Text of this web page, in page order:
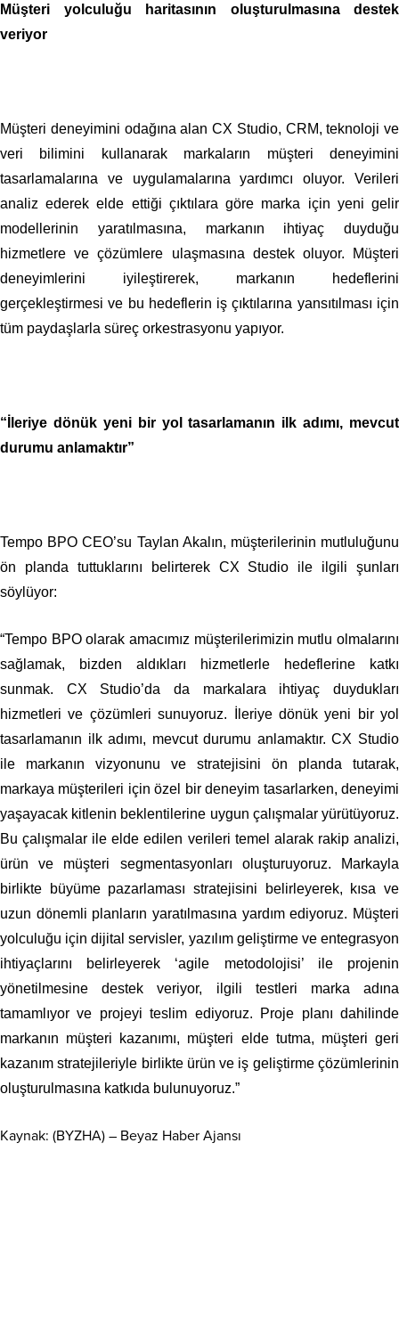
Müşteri yolculuğu haritasının oluşturulmasına destek
veriyor
Müşteri deneyimini odağına alan CX Studio, CRM, teknoloji ve
veri bilimini kullanarak markaların müşteri deneyimini
tasarlamalarına ve uygulamalarına yardımcı oluyor. Verileri
analiz ederek elde ettiği çıktılara göre marka için yeni gelir
modellerinin yaratılmasına, markanın ihtiyaç duyduğu
hizmetlere ve çözümlere ulaşmasına destek oluyor. Müşteri
deneyimlerini iyileştirerek, markanın hedeflerini
gerçekleştirmesi ve bu hedeflerin iş çıktılarına yansıtılması için
tüm paydaşlarla süreç orkestrasyonu yapıyor.
“İleriye dönük yeni bir yol tasarlamanın ilk adımı, mevcut
durumu anlamaktır”
Tempo BPO CEO’su Taylan Akalın, müşterilerinin mutluluğunu
ön planda tuttuklarını belirterek CX Studio ile ilgili şunları
söylüyor:
“Tempo BPO olarak amacımız müşterilerimizin mutlu olmalarını
sağlamak, bizden aldıkları hizmetlerle hedeflerine katkı
sunmak. CX Studio’da da markalara ihtiyaç duydukları
hizmetleri ve çözümleri sunuyoruz. İleriye dönük yeni bir yol
tasarlamanın ilk adımı, mevcut durumu anlamaktır. CX Studio
ile markanın vizyonunu ve stratejisini ön planda tutarak,
markaya müşterileri için özel bir deneyim tasarlarken, deneyimi
yaşayacak kitlenin beklentilerine uygun çalışmalar yürütüyoruz.
Bu çalışmalar ile elde edilen verileri temel alarak rakip analizi,
ürün ve müşteri segmentasyonları oluşturuyoruz. Markayla
birlikte büyüme pazarlaması stratejisini belirleyerek, kısa ve
uzun dönemli planların yaratılmasına yardım ediyoruz. Müşteri
yolculuğu için dijital servisler, yazılım geliştirme ve entegrasyon
ihtiyaçlarını belirleyerek ‘agile metodolojisi’ ile projenin
yönetilmesine destek veriyor, ilgili testleri marka adına
tamamlıyor ve projeyi teslim ediyoruz. Proje planı dahilinde
markanın müşteri kazanımı, müşteri elde tutma, müşteri geri
kazanım stratejileriyle birlikte ürün ve iş geliştirme çözümlerinin
oluşturulmasına katkıda bulunuyoruz.”
Kaynak: (BYZHA) – Beyaz Haber Ajansı